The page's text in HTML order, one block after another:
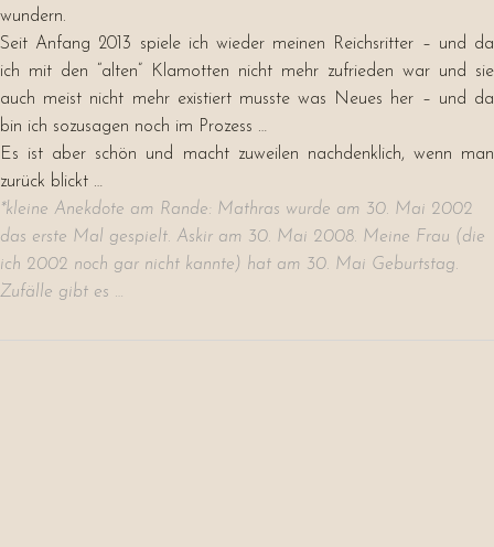
wundern.
Seit Anfang 2013 spiele ich wieder meinen Reichsritter – und da
ich mit den “alten” Klamotten nicht mehr zufrieden war und sie
auch meist nicht mehr existiert musste was Neues her – und da
bin ich sozusagen noch im Prozess …
Es ist aber schön und macht zuweilen nachdenklich, wenn man
zurück blickt …
*kleine Anekdote am Rande: Mathras wurde am 30. Mai 2002
das erste Mal gespielt. Askir am 30. Mai 2008. Meine Frau (die
ich 2002 noch gar nicht kannte) hat am 30. Mai Geburtstag.
Zufälle gibt es …